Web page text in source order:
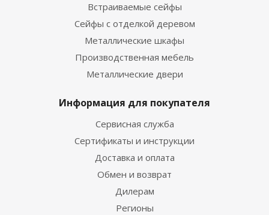
Встраиваемые сейфы
Сейфы с отделкой деревом
Металлические шкафы
Производственная мебель
Металлические двери
Информация для покупателя
Сервисная служба
Сертификаты и инструкции
Доставка и оплата
Обмен и возврат
Дилерам
Регионы